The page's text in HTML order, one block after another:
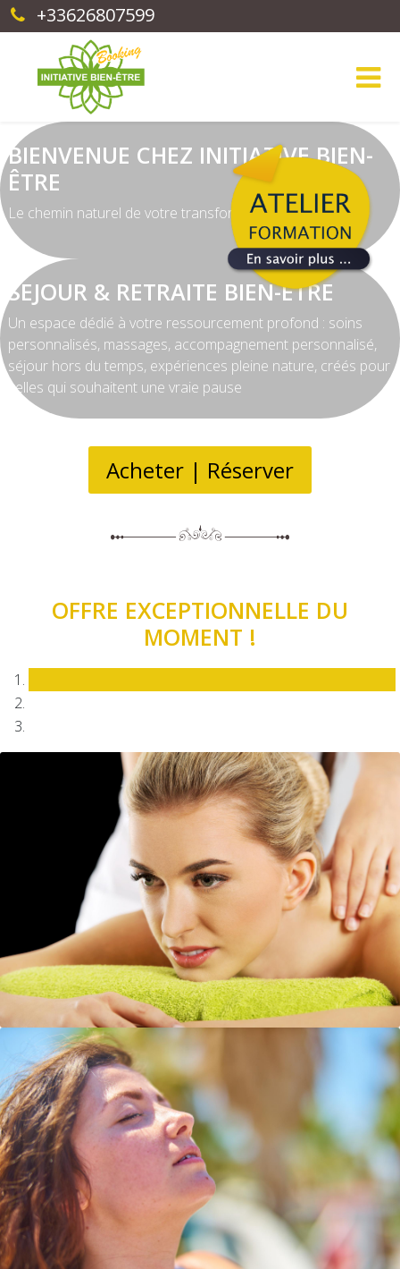
+33626807599
BIENVENUE CHEZ INITIATIVE BIEN-
ÊTRE
Le chemin naturel de votre transformation intérieure.
SEJOUR & RETRAITE BIEN-ÊTRE
Un espace dédié à votre ressourcement profond : soins
personnalisés, massages, accompagnement personnalisé,
séjour hors du temps, expériences pleine nature, créés pour
celles qui souhaitent une vraie pause
Acheter | Réserver
OFFRE EXCEPTIONNELLE DU
MOMENT !